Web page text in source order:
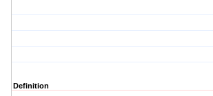
Definition